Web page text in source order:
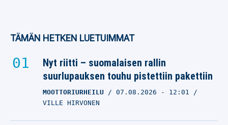
TÄMÄN HETKEN LUETUIMMAT
Nyt riitti – suomalaisen rallin
suurlupauksen touhu pistettiin pakettiin
MOOTTORIURHEILU 07.08.2026 - 12:01
VILLE HIRVONEN